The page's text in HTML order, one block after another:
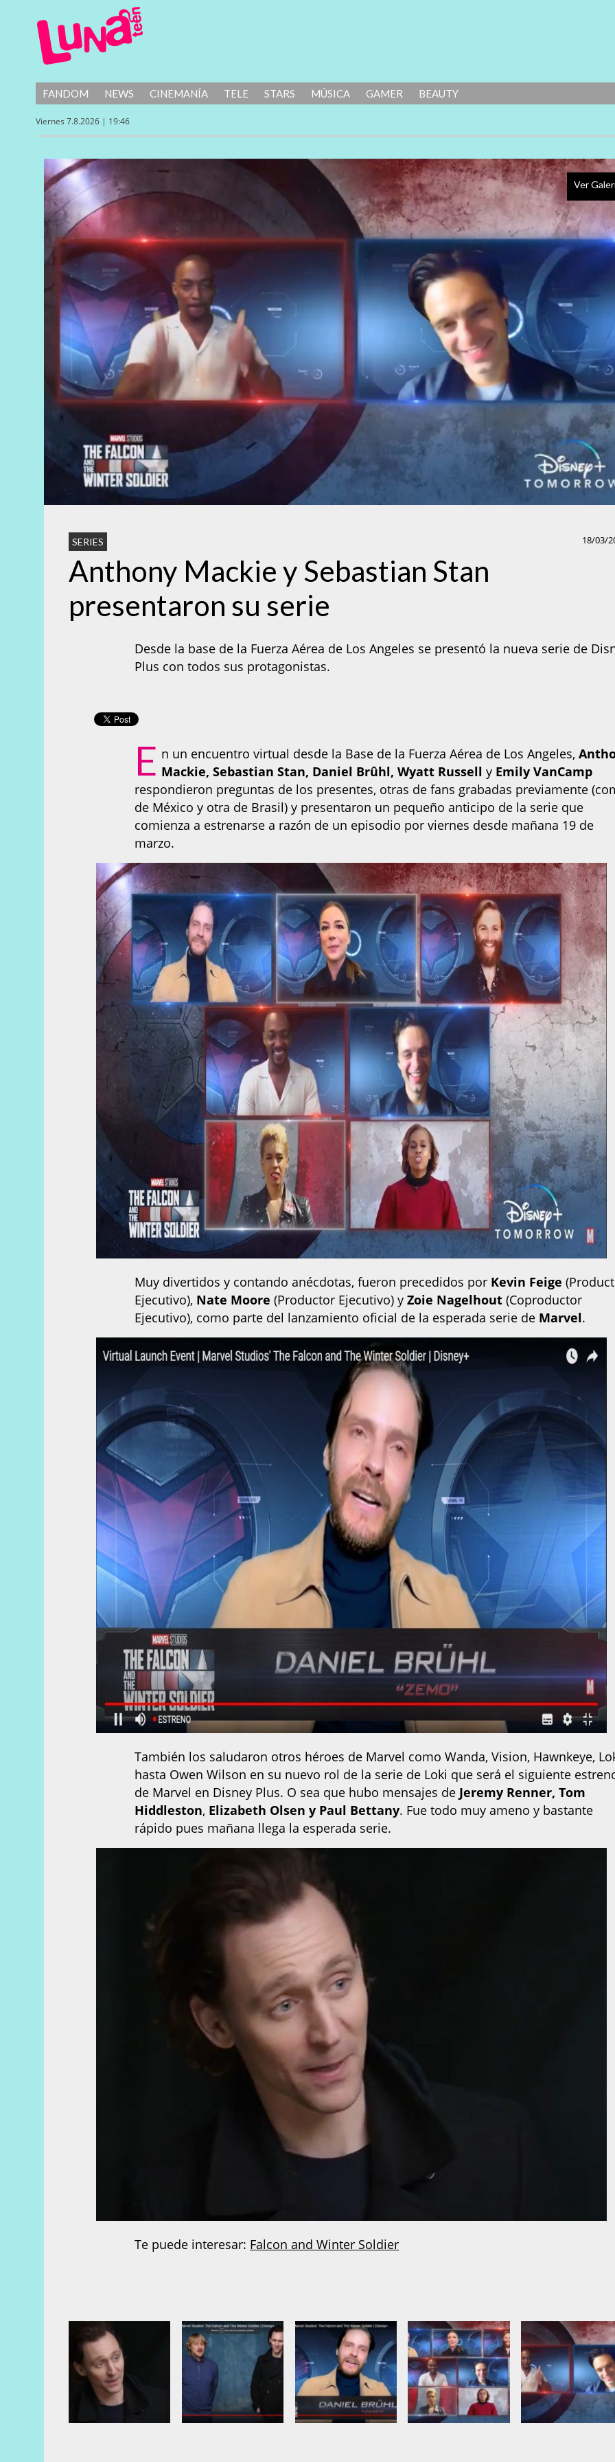
FANDOM NEWS CINEMANÍA TELE STARS MÚSICA GAMER BEAUTY
Viernes 7.8.2026 | 19:46
Ver
18/03/
SERIES
Anthony Mackie y Sebastian Stan
presentaron su serie
Desde la base de la Fuerza Aérea de Los Angeles se presentó la nueva serie de
Plus con todos sus protagonistas.
E n un encuentro virtual desde la Base de la Fuerza Aérea de Los Angeles,
Mackie, Sebastian Stan, Daniel Brûhl, Wyatt Russelly Emily VanCamp
respondieron preguntas de los presentes, otras de fans grabadas previamente
de México y otra de Brasil) y presentaron un pequeño anticipo de la serie que
comienza a estrenarse a razón de un episodio por viernes desde mañana 19 de
marzo.
Muy divertidos y contando anécdotas, fueron precedidos por Kevin Feige
Ejecutivo), Nate Moore (Productor Ejecutivo) y Zoie Nagelhout(Coproductor
Ejecutivo), como parte del lanzamiento oficial de la esperada serie de Marvel.
También los saludaron otros héroes de Marvel como Wanda, Vision, Hawnkeye,
hasta Owen Wilson en su nuevo rol de la serie de Loki que será el siguiente
de Marvel en Disney Plus. O sea que hubo mensajes de Jeremy Renner, Tom
Hiddleston, Elizabeth Olsen y Paul Bettany. Fue todo muy ameno y bastante
rápido pues mañana llega la esperada serie.
Te puede interesar: Falcon and Winter Soldier